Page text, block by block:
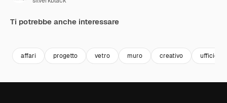
Ti potrebbe anche interessare
affari progetto vetro muro creativo ufficio